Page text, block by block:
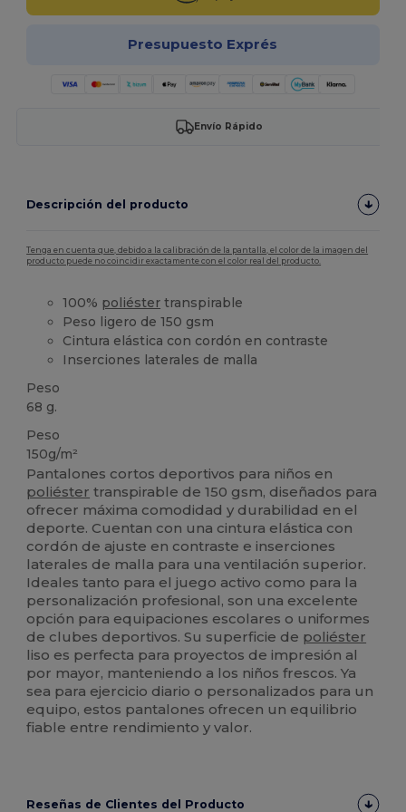
Presupuesto Exprés
Envío Rápido
Descripción del producto
Tenga en cuenta que, debido a la calibración de la pantalla, el color de la imagen del
producto puede no coincidir exactamente con el color real del producto.
100% poliéster transpirable
Peso ligero de 150 gsm
Cintura elástica con cordón en contraste
Inserciones laterales de malla
Peso
68 g.
Peso
150g/m²
Pantalones cortos deportivos para niños en
poliéster transpirable de 150 gsm, diseñados para
ofrecer máxima comodidad y durabilidad en el
deporte. Cuentan con una cintura elástica con
cordón de ajuste en contraste e inserciones
laterales de malla para una ventilación superior.
Ideales tanto para el juego activo como para la
personalización profesional, son una excelente
opción para equipaciones escolares o uniformes
de clubes deportivos. Su superficie de poliéster
liso es perfecta para proyectos de impresión al
por mayor, manteniendo a los niños frescos. Ya
sea para ejercicio diario o personalizados para un
equipo, estos pantalones ofrecen un equilibrio
fiable entre rendimiento y valor.
Reseñas de Clientes del Producto